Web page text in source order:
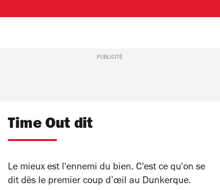
PUBLICITÉ
Time Out dit
Le mieux est l'ennemi du bien. C'est ce qu'on se
dit dès le premier coup d’œil au Dunkerque.